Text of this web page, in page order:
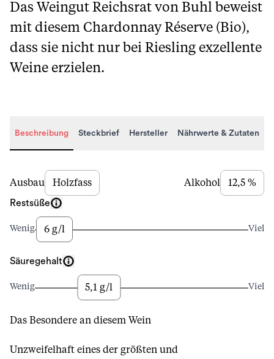
Das Weingut Reichsrat von Buhl beweist
mit diesem Chardonnay Réserve (Bio),
dass sie nicht nur bei Riesling exzellente
Weine erzielen.
Beschreibung Steckbrief Hersteller Nährwerte & Zutaten
Beschreibung
Ausbau Holzfass Alkohol 12,5 %
Restsüße
Wenig 6 g/l Viel
Säuregehalt
Wenig 5,1 g/l Viel
Das Besondere an diesem Wein
Unzweifelhaft eines der größten und